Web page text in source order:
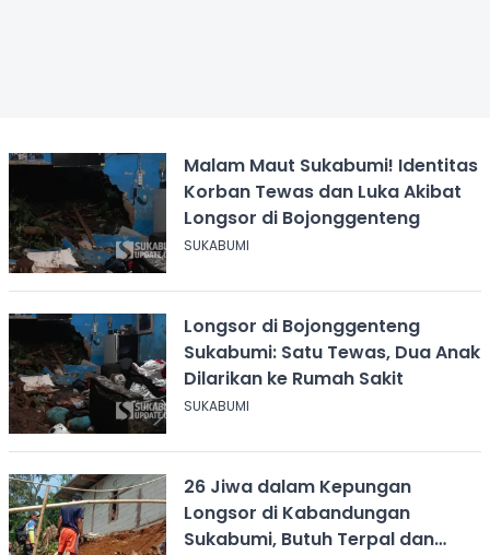
Malam Maut Sukabumi! Identitas
Korban Tewas dan Luka Akibat
Longsor di Bojonggenteng
SUKABUMI
Longsor di Bojonggenteng
Sukabumi: Satu Tewas, Dua Anak
Dilarikan ke Rumah Sakit
SUKABUMI
26 Jiwa dalam Kepungan
Longsor di Kabandungan
Sukabumi, Butuh Terpal dan